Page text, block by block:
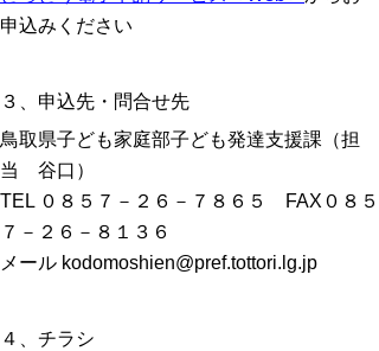
申込みください
３、申込先・問合せ先
鳥取県子ども家庭部子ども発達支援課（担
当 谷口）
TEL ０８５７－２６－７８６５ FAX０８５
７－２６－８１３６
メール kodomoshien@pref.tottori.lg.jp
４、チラシ